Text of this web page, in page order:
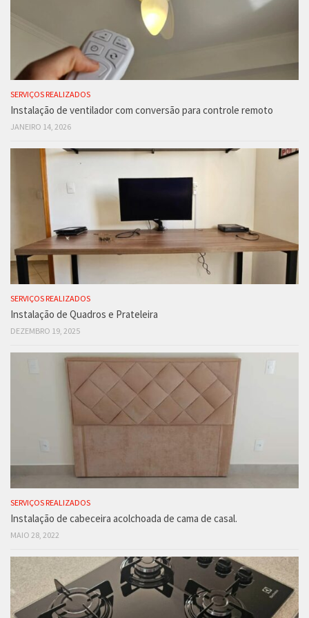
SERVIÇOS REALIZADOS
Instalação de ventilador com conversão para controle remoto
JANEIRO 14, 2026
SERVIÇOS REALIZADOS
Instalação de Quadros e Prateleira
DEZEMBRO 19, 2025
SERVIÇOS REALIZADOS
Instalação de cabeceira acolchoada de cama de casal.
MAIO 28, 2022